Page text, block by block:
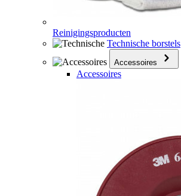
Reinigingsproducten
Technische borstels
Accessoires
Accessoires